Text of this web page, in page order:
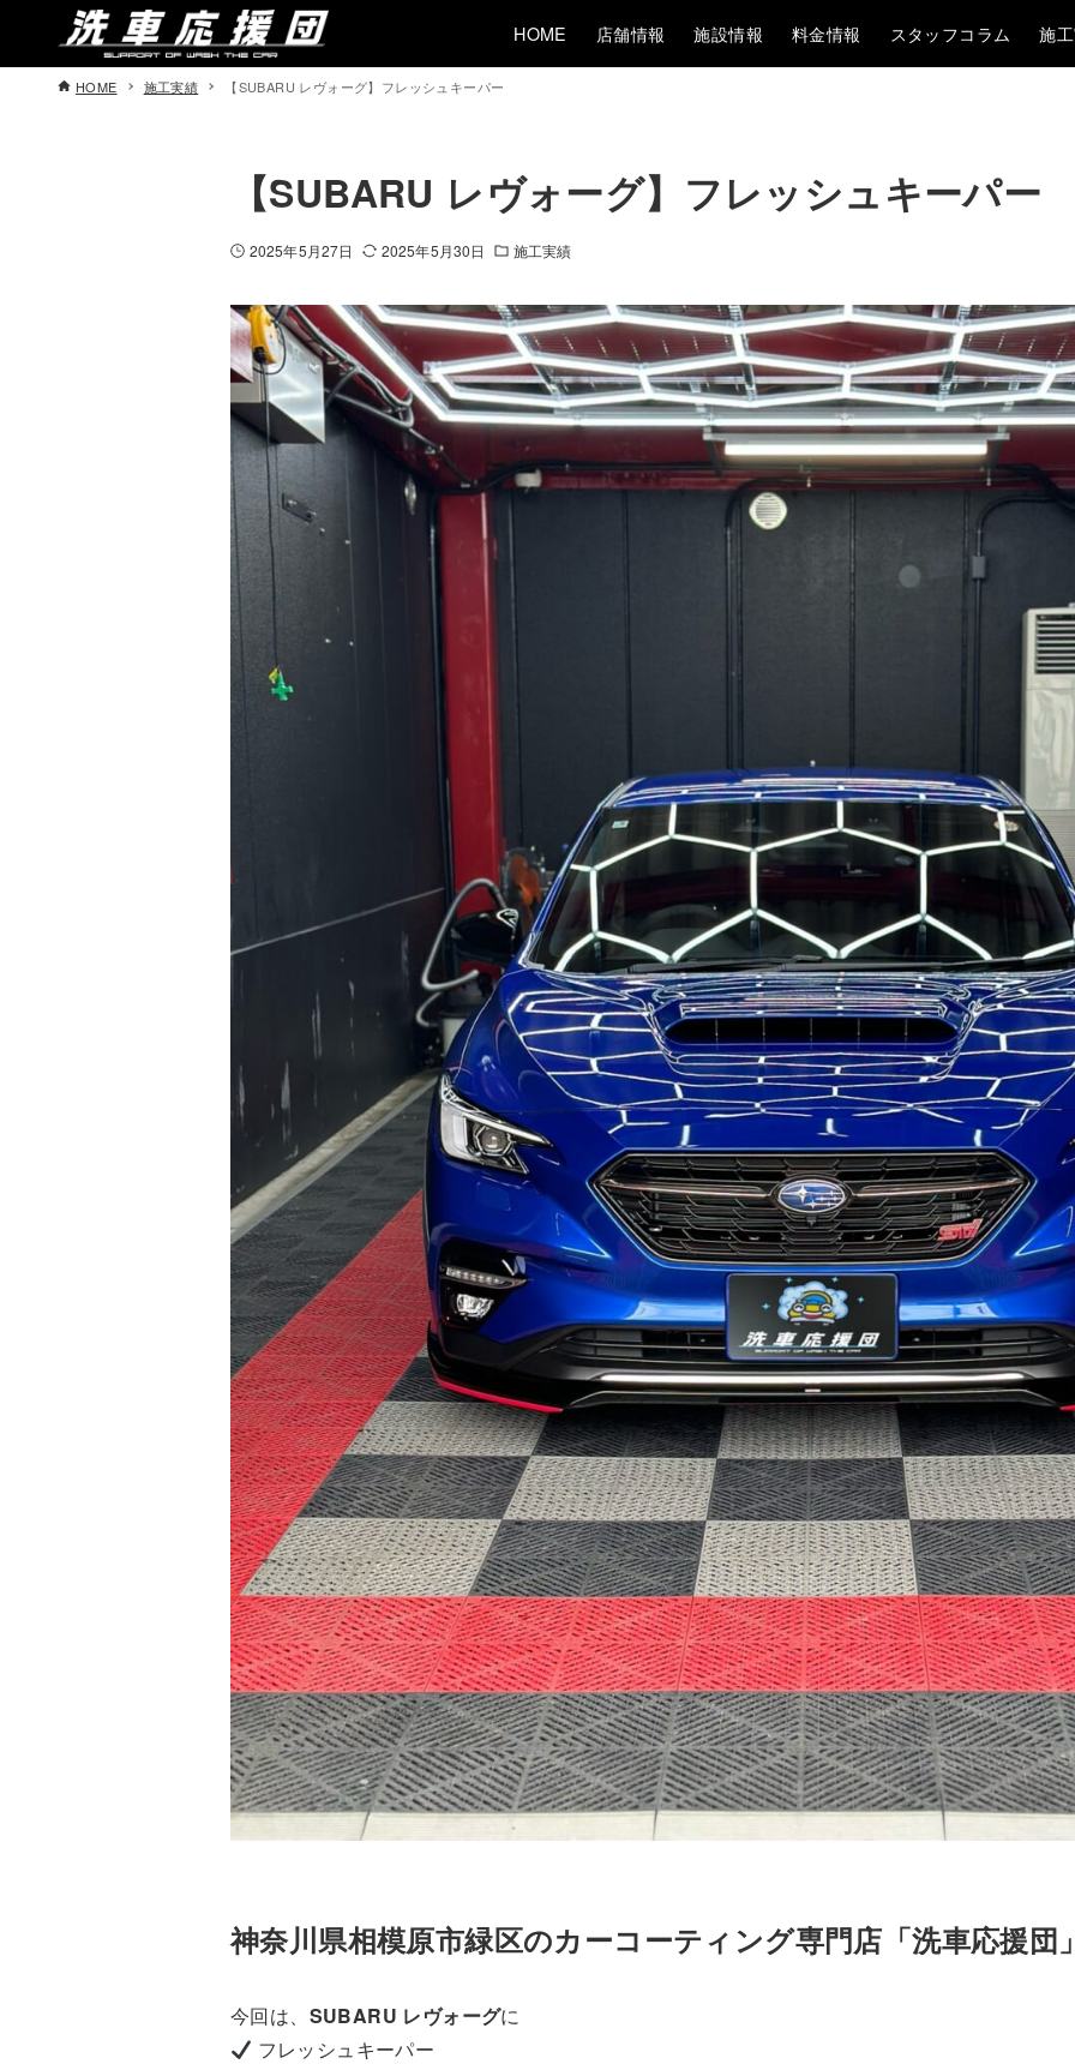
HOME 店舗情報 施設情報 料金情報 スタッフコラム 施
HOME 施工実績 【SUBARU レヴォーグ】フレッシュキーパー
【SUBARU レヴォーグ】フレッシュキーパー
2025年5月27日 2025年5月30日 施工実績
神奈川県相模原市緑区のカーコーティング専門店「洗車応援団
今回は、 SUBARU レヴォーグに
フレッシュキーパー